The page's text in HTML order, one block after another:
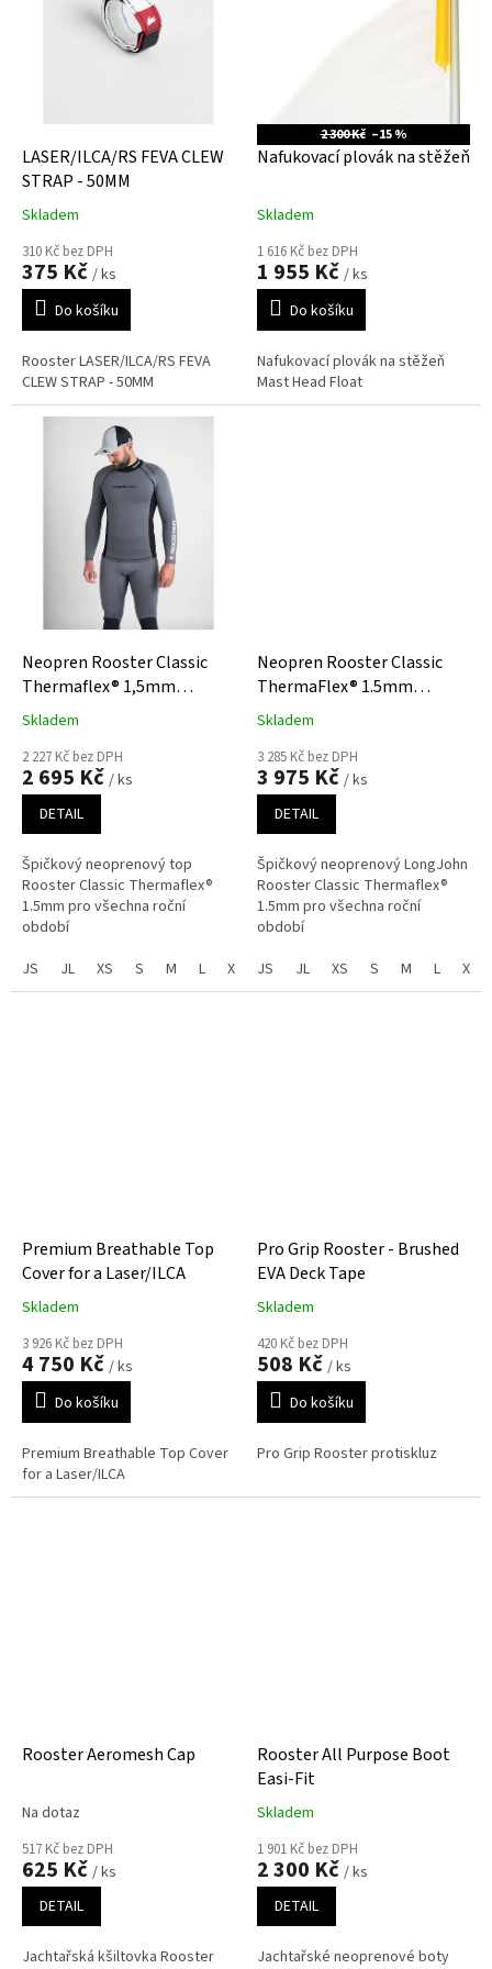
LASER/ILCA/RS FEVA CLEW
STRAP - 50MM
Skladem
310 Kč bez DPH
375 Kč / ks
Do košíku
Rooster LASER/ILCA/RS FEVA
CLEW STRAP - 50MM
2 300 Kč –15 %
Nafukovací plovák na stěžeň
Skladem
1 616 Kč bez DPH
1 955 Kč / ks
Do košíku
Nafukovací plovák na stěžeň
Mast Head Float
Neopren Rooster Classic
Thermaflex® 1,5mm
Neopren TOP
Skladem
2 227 Kč bez DPH
2 695 Kč / ks
DETAIL
Špičkový neoprenový top
Rooster Classic Thermaflex®
1.5mm pro všechna roční
období
JS
JL XS S M L XL XXL
Neopren Rooster Classic
ThermaFlex® 1.5mm
LongJohn - Unisex
Skladem
3 285 Kč bez DPH
3 975 Kč / ks
DETAIL
Špičkový neoprenový LongJohn
Rooster Classic Thermaflex®
1.5mm pro všechna roční
období
JS
JL XS S M L XL
Premium Breathable Top
Cover for a Laser/ILCA
Skladem
3 926 Kč bez DPH
4 750 Kč / ks
Do košíku
Premium Breathable Top Cover
for a Laser/ILCA
Pro Grip Rooster - Brushed
EVA Deck Tape
Skladem
420 Kč bez DPH
508 Kč / ks
Do košíku
Pro Grip Rooster protiskluz
Rooster Aeromesh Cap
Na dotaz
517 Kč bez DPH
625 Kč / ks
DETAIL
Jachtařská kšiltovka Rooster
Rooster All Purpose Boot
Easi-Fit
Skladem
1 901 Kč bez DPH
2 300 Kč / ks
DETAIL
Jachtařské neoprenové boty